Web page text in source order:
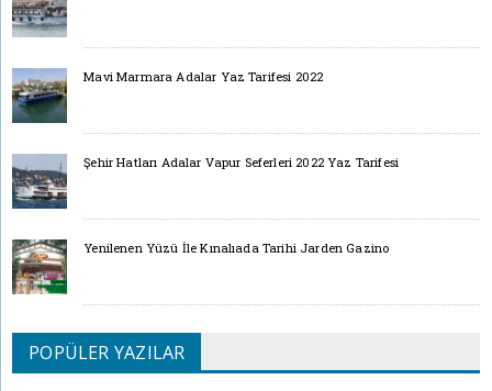
Mavi Marmara Adalar Yaz Tarifesi 2022
Şehir Hatları Adalar Vapur Seferleri 2022 Yaz Tarifesi
Yenilenen Yüzü İle Kınalıada Tarihi Jarden Gazino
POPÜLER YAZILAR